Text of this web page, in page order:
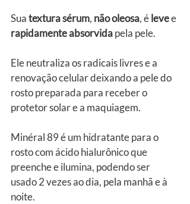
Sua textura sérum, não oleosa, é leve e
rapidamente absorvida pela pele.
Ele neutraliza os radicais livres e a
renovação celular deixando a pele do
rosto preparada para receber o
protetor solar e a maquiagem.
Minéral 89 é um hidratante para o
rosto com ácido hialurônico que
preenche e ilumina, podendo ser
usado 2 vezes ao dia, pela manhã e à
noite.